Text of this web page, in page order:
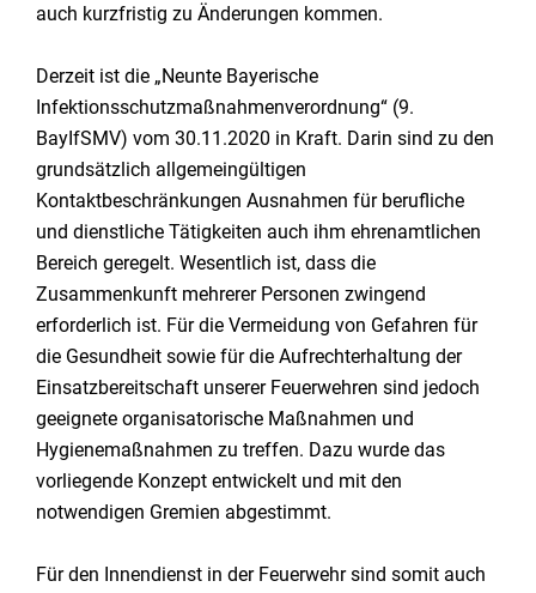
auch kurzfristig zu Änderungen kommen.
Derzeit ist die „Neunte Bayerische
Infektionsschutzmaßnahmenverordnung“ (9.
BayIfSMV) vom 30.11.2020 in Kraft. Darin sind zu den
grundsätzlich allgemeingültigen
Kontaktbeschränkungen Ausnahmen für berufliche
und dienstliche Tätigkeiten auch ihm ehrenamtlichen
Bereich geregelt. Wesentlich ist, dass die
Zusammenkunft mehrerer Personen zwingend
erforderlich ist. Für die Vermeidung von Gefahren für
die Gesundheit sowie für die Aufrechterhaltung der
Einsatzbereitschaft unserer Feuerwehren sind jedoch
geeignete organisatorische Maßnahmen und
Hygienemaßnahmen zu treffen. Dazu wurde das
vorliegende Konzept entwickelt und mit den
notwendigen Gremien abgestimmt.
Für den Innendienst in der Feuerwehr sind somit auch